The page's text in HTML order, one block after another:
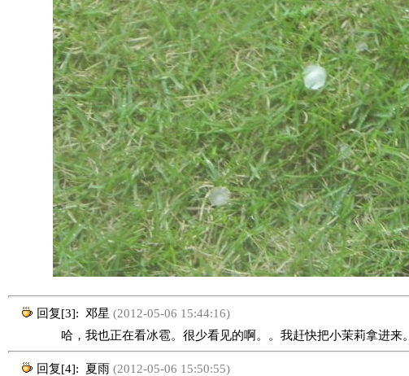
回复[3]: 邓星 (2012-05-06 15:44:16)
哈，我也正在看冰雹。很少看见的啊。。我赶快把小茉莉拿进来。
回复[4]: 夏雨(2012-05-06 15:50:55)